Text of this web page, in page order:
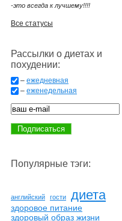
-это всегда к лучшему!!!!
Все статусы
Рассылки о диетах и
похудении:
– ежедневная
– еженедельная
Популярные тэги:
английский гости диета
здоровое питание
здоровый образ жизни